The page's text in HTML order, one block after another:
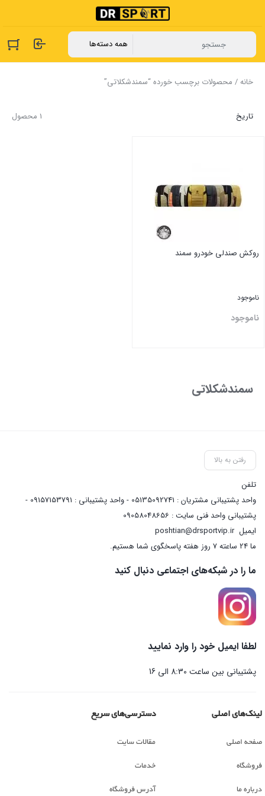
خانه/ محصولات برچسب خورده “سمندشکلاتی”
1 محصول تاریخ
روکش صندلی خودرو سمند
ناموجود
ناموجود
سمندشکلاتی
رفتن به بالا
تلفن
واحد پشتیبانی مشتریان : 05135092741 - واحد پشتیبانی : 09157153791 -
پشتیبانی واحد فنی سایت : 09058048656
ایمیلposhtian@drsportvip.ir
ما 24 ساعته 7 روز هفته پاسخگوی شما هستیم.
ما را در شبکه‌های اجتماعی دنبال کنید
لطفا ایمیل خود را وارد نمایید
پشتیبانی بین ساعت 8:30 الی 16
لینک‌های اصلی
صفحه اصلی
فروشگاه
درباره ما
دسترسی‌های سریع
مقالات سایت
خدمات
آدرس فروشگاه